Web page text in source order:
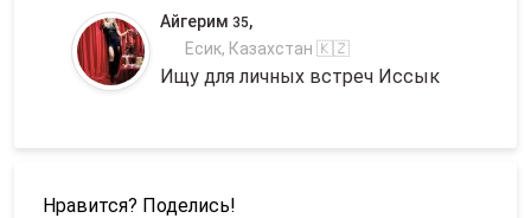
Айгерим 35,
Есик, Казахстан 🇰🇿
Ищу для личных встреч Иссык
Нравится? Поделись!